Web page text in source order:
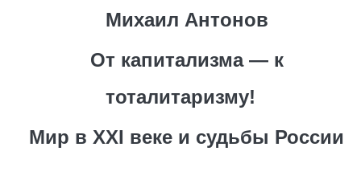
Михаил Антонов
От капитализма — к
тоталитаризму!
Мир в XXI веке и судьбы России